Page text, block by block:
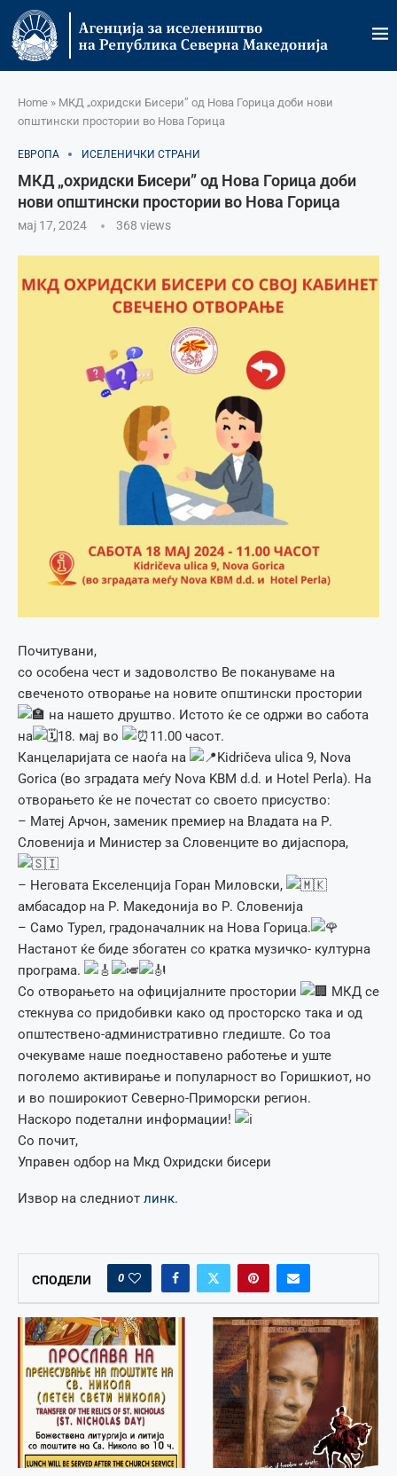
Home » МКД „охридски Бисери” од Нова Горица доби нови
општински простории во Нова Горица
ЕВРОПА ИСЕЛЕНИЧКИ СТРАНИ
МКД „охридски Бисери” од Нова Горица доби
нови општински простории во Нова Горица
мај 17, 2024 368 views
Почитувани,
со особена чест и задоволство Ве покануваме на
свеченото отворање на новите општински простории
на нашето друштво. Истото ќе се одржи во сабота
на
18. мај во
11.00 часот.
Канцеларијата се наоѓа на
Kidričeva ulica 9, Nova
Gorica (во зградата меѓу Nova KBM d.d. и Hotel Perla). На
отворањето ќе не почестат со своето присуство:
– Матеј Арчон, заменик премиер на Владата на Р.
Словенија и Министер за Словенците во дијаспора,
– Неговата Екселенција Горан Миловски,
амбасадор на Р. Македонија во Р. Словенија
– Само Турел, градоначалник на Нова Горица.
Настанот ќе биде збогатен со кратка музичко- културна
програма.
Со отворањето на официјалните простории
МКД се
стекнува со придобивки како од просторско така и од
општествено-административно гледиште. Со тоа
очекуваме наше поедноставено работење и уште
поголемо активирање и популарност во Горишкиот, но
и во поширокиот Северно-Приморски регион.
Наскоро подетални информации!
Со почит,
Управен одбор на Мкд Охридски бисери
Извор на следниот линк.
СПОДЕЛИ 0